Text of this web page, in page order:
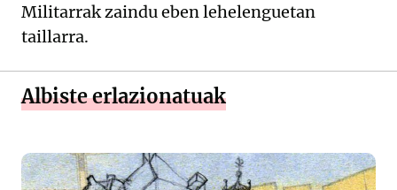
Militarrak zaindu eben lehelenguetan
taillarra.
Albiste erlazionatuak